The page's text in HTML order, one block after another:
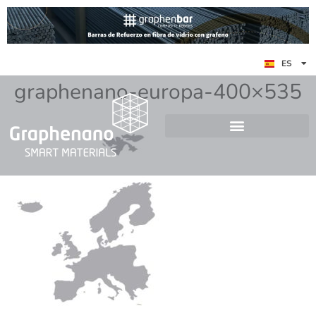
ES
EN
DE
graphenano-europa-400×535